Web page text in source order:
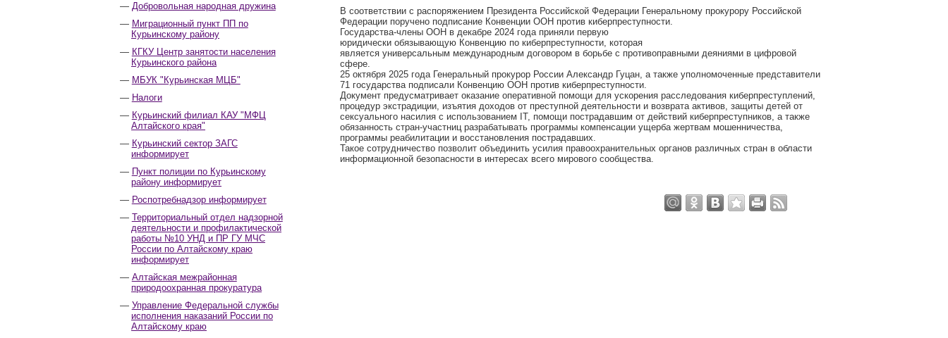
Добровольная народная дружина
Миграционный пункт ПП по
Курьинскому району
КГКУ Центр занятости населения
Курьинского района
МБУК "Курьинская МЦБ"
Налоги
Курьинский филиал КАУ "МФЦ
Алтайского края"
Курьинский сектор ЗАГС
информирует
Пункт полиции по Курьинскому
району информирует
Роспотребнадзор информирует
Территориальный отдел надзорной
деятельности и профилактической
работы №10 УНД и ПР ГУ МЧС
России по Алтайскому краю
информирует
Алтайская межрайонная
природоохранная прокуратура
Управление Федеральной службы
исполнения наказаний России по
Алтайскому краю
В соответствии с распоряжением Президента Российской Федерации Генеральному прокурору Российской
Федерации поручено подписание Конвенции ООН против киберпреступности.
Государства-члены ООН в декабре 2024 года приняли первую
юридически обязывающую Конвенцию по киберпреступности, которая
является универсальным международным договором в борьбе с противоправными деяниями в цифровой
сфере.
25 октября 2025 года Генеральный прокурор России Александр Гуцан, а также уполномоченные представители
71 государства подписали Конвенцию ООН против киберпреступности.
Документ предусматривает оказание оперативной помощи для ускорения расследования киберпреступлений,
процедур экстрадиции, изъятия доходов от преступной деятельности и возврата активов, защиты детей от
сексуального насилия с использованием IT, помощи пострадавшим от действий киберпреступников, а также
обязанность стран-участниц разрабатывать программы компенсации ущерба жертвам мошенничества,
программы реабилитации и восстановления пострадавших.
Такое сотрудничество позволит объединить усилия правоохранительных органов различных стран в области
информационной безопасности в интересах всего мирового сообщества.